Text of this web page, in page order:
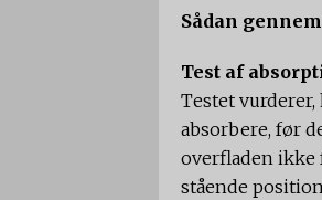
Sådan
Test af
Testet
absorbere, før
overfladen ikke
stående